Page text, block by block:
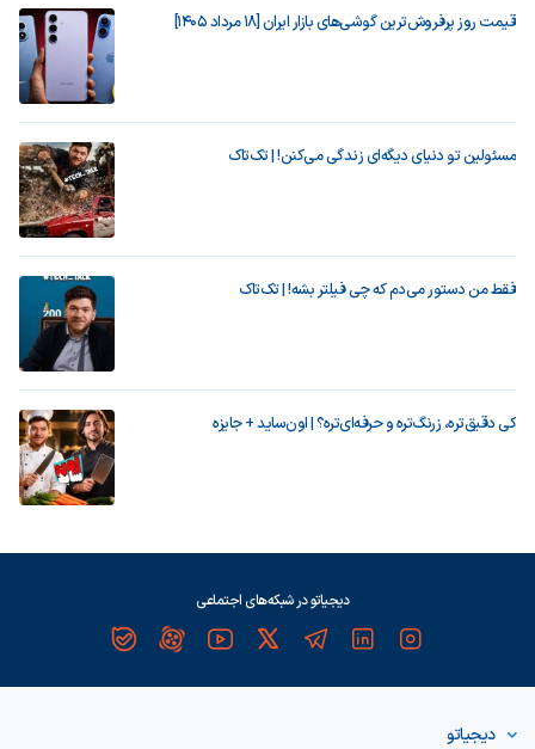
قیمت روز پرفروش‌ترین گوشی‌های بازار ایران [18 مرداد 1405]
مسئولین تو دنیای دیگه‌ای زندگی می‌کنن! | تک‌تاک
فقط من دستور می‌دم که چی فیلتر بشه! | تک‌تاک
کی دقیق‌تره، زرنگ‌تره و حرفه‌ای‌تره؟ | اون‌ساید + جایزه
دیجیاتو در شبکه‌های اجتماعی
دیجیاتو